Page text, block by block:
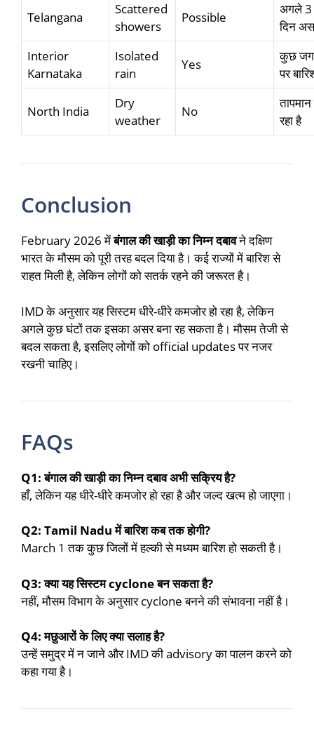
Telangana
Scattered
showers
Possible
अगले 3
दिन
Interior
Karnataka
Isolated
rain
Yes
कुछ
पर
North India
Dry
weather
No
रहा है
Conclusion
February 2026 मेंबंगाल की खाड़ी का निम्न दबावने दक्षिण
भारत के मौसम को पूरी तरह बदल दिया है। कई राज्यों में बारिश से
राहत मिली है, लेकिन लोगों को सतर्क रहने की जरूरत है।
IMD के अनुसार यह सिस्टम धीरे-धीरे कमजोर हो रहा है, लेकिन
अगले कुछ घंटों तक इसका असर बना रह सकता है। मौसम तेजी से
बदल सकता है, इसलिए लोगों को official updates पर नजर
रखनी चाहिए।
FAQs
Q1: बंगाल की खाड़ी का निम्न दबाव अभी सक्रिय है?
हाँ, लेकिन यह धीरे-धीरे कमजोर हो रहा है और जल्द खत्म हो जाएगा।
Q2: Tamil Nadu में बारिश कब तक होगी?
March 1 तक कुछ जिलों में हल्की से मध्यम बारिश हो सकती है।
Q3: क्या यह सिस्टम cyclone बन सकता है?
नहीं, मौसम विभाग के अनुसार cyclone बनने की संभावना नहीं है।
Q4: मछुआरों के लिए क्या सलाह है?
उन्हें समुद्र में न जाने और IMD की advisory का पालन करने को
कहा गया है।